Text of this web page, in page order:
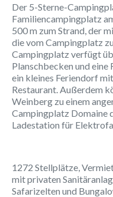
Der 5-Sterne-
Familiencampingplatz
500 m zum Strand, der
die vom Campingplatz
Campingplatz verfügt
Planschbecken und
ein kleines Feriendorf
Restaurant. Außerdem
Weinberg zu einem
Campingplatz Domaine
Ladestation für
1272 Stellplätze,
mit privaten
Safarizelten und